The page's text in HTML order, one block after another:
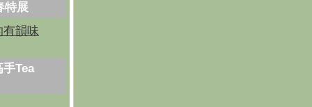
特展
有韻味
Tea